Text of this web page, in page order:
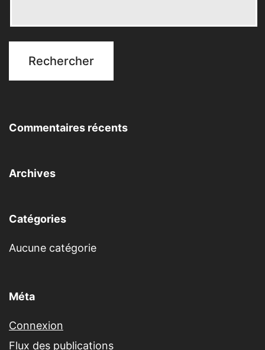
Commentaires récents
Archives
Catégories
Aucune catégorie
Méta
Connexion
Flux des publications